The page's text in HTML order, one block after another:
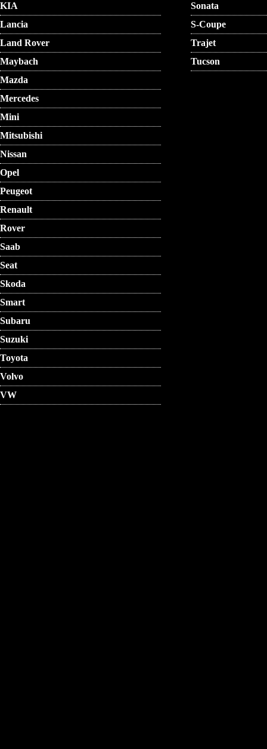
KIA
Lancia
Land Rover
Maybach
Mazda
Mercedes
Mini
Mitsubishi
Nissan
Opel
Peugeot
Renault
Rover
Saab
Seat
Skoda
Smart
Subaru
Suzuki
Toyota
Volvo
VW
Sonata
S-Coupe
Trajet
Tucson